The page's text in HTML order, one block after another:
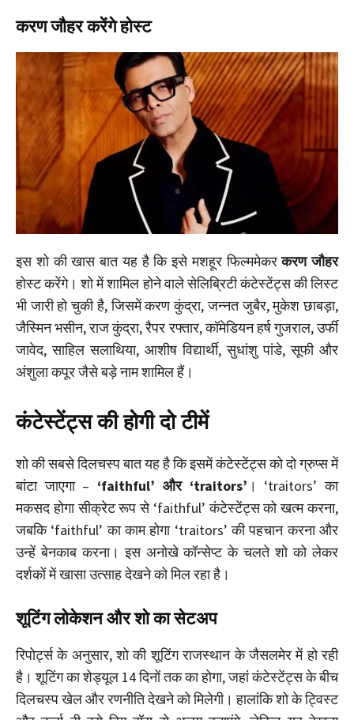
करण जौहर करेंगे होस्ट
इस शो की खास बात यह है कि इसे मशहूर फिल्ममेकरकरण जौहर
होस्ट करेंगे। शो में शामिल होने वाले सेलिब्रिटी कंटेस्टेंट्स की लिस्ट
भी जारी हो चुकी है, जिसमें करण कुंद्रा, जन्नत जुबैर, मुकेश छाबड़ा,
जैस्मिन भसीन, राज कुंद्रा, रैपर रफ्तार, कॉमेडियन हर्ष गुजराल, उर्फी
जावेद, साहिल सलाथिया, आशीष विद्यार्थी, सुधांशु पांडे, सूफी और
अंशुला कपूर जैसे बड़े नाम शामिल हैं।
कंटेस्टेंट्स की होगी दो टीमें
शो की सबसे दिलचस्प बात यह है कि इसमें कंटेस्टेंट्स को दो ग्रुप्स में
बांटा जाएगा – ‘faithful’ और ‘traitors’ । ‘traitors’ का
मकसद होगा सीक्रेट रूप से ‘faithful’ कंटेस्टेंट्स को खत्म करना,
जबकि ‘faithful’ का काम होगा ‘traitors’ की पहचान करना और
उन्हें बेनकाब करना। इस अनोखे कॉन्सेप्ट के चलते शो को लेकर
दर्शकों में खासा उत्साह देखने को मिल रहा है।
शूटिंग लोकेशन और शो का सेटअप
रिपोर्ट्स के अनुसार, शो की शूटिंग राजस्थान के जैसलमेर में हो रही
है। शूटिंग का शेड्यूल 14 दिनों तक का होगा, जहां कंटेस्टेंट्स के बीच
दिलचस्प खेल और रणनीति देखने को मिलेगी। हालांकि शो के ट्विस्ट